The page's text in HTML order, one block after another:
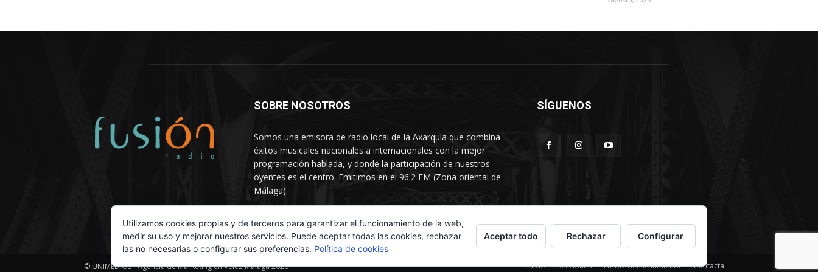
SOBRE NOSOTROS
Somos una emisora de radio local de la Axarquía que combina
éxitos musicales nacionales a internacionales con la mejor
programación hablada, y donde la participación de nuestros
oyentes es el centro. Emitimos en el 96.2 FM (Zona oriental de
Málaga).
SÍGUENOS
© UNIMEDIOS - Agencia de Marketing en Vélez-Málaga 2026 Inicio Secciones La voz del sentimiento Contacta
Utilizamos cookies propias y de terceros para garantizar el funcionamiento de la web,
medir su uso y mejorar nuestros servicios. Puede aceptar todas las cookies, rechazar
las no necesarias o configurar sus preferencias. Política de cookies
Aceptar todo Rechazar Configurar